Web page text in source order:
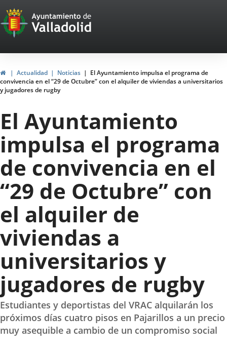
Portal
Web
del
Ayuntamiento
de
Valladolid
HomeActualidad Noticias
El Ayuntamiento impulsa el programa de
convivencia en el “29 de Octubre” con el alquiler de viviendas a universitarios
y jugadores de rugby
El Ayuntamiento
impulsa el programa
de convivencia en el
“29 de Octubre” con
el alquiler de
viviendas a
universitarios y
jugadores de rugby
Estudiantes y deportistas del VRAC alquilarán los
próximos días cuatro pisos en Pajarillos a un precio
muy asequible a cambio de un compromiso social